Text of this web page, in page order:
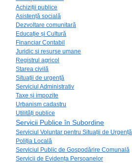
Achiziții publice
Asistență socială
Dezvoltare comunitară
Educație și Cultură
Financiar Contabil
Juridic si resurse umane
Registrul agricol
Starea civilă
Situații de urgență
Serviciul Administrativ
Taxe și impozite
Urbanism cadastru
Utilități publice
Servicii Publice în Subordine
Serviciul Voluntar pentru Situații de Urgență
Poliția Locală
Serviciul Public de Gospodărire Comunală
Servicii de Evidența Persoanelor